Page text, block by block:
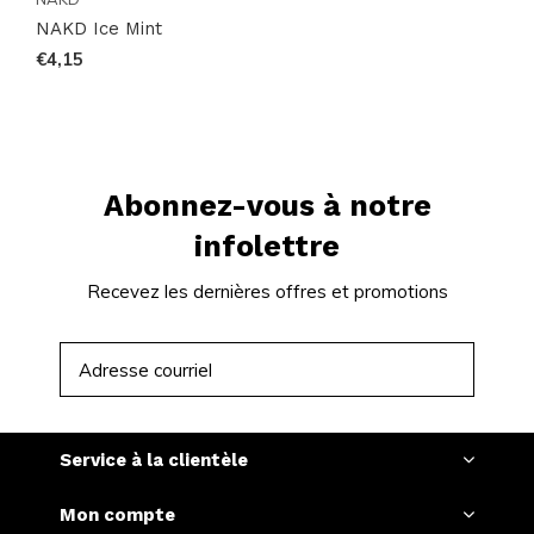
NAKD Ice Mint
€4,15
Abonnez-vous à notre
infolettre
Recevez les dernières offres et promotions
Service à la clientèle
Mon compte